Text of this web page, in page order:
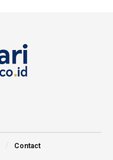
Contact